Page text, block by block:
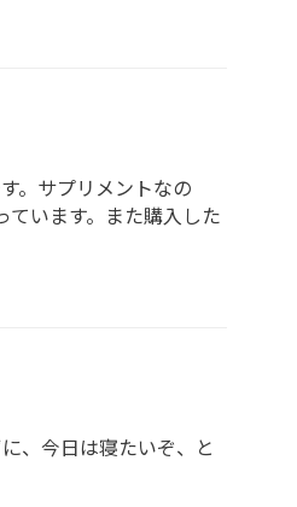
。サプリメントなの
います。また購入した
、今日は寝たいぞ、と